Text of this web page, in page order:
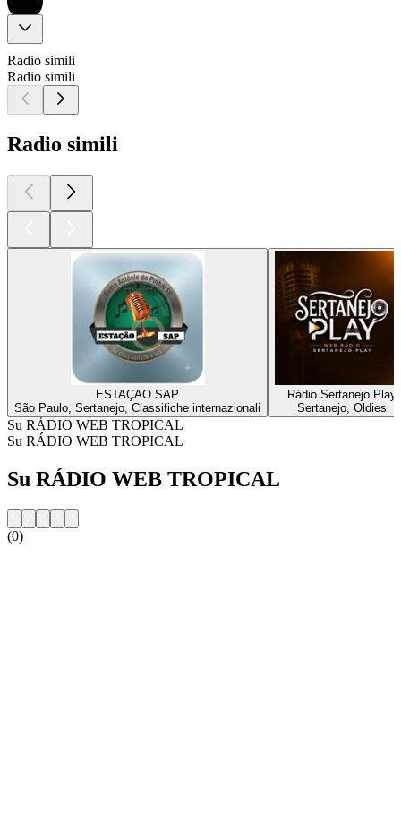
Radio simili
Radio simili
Radio simili
ESTAÇAO SAP
São Paulo, Sertanejo, Classifiche internazionali
Rádio Sertanejo Play
Sertanejo, Oldies
Su RÁDIO WEB TROPICAL
Su RÁDIO WEB TROPICAL
Su RÁDIO WEB TROPICAL
(0)